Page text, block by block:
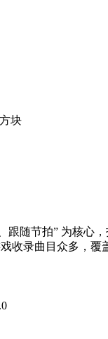
跟随节拍” 为核心
收录曲目众多，